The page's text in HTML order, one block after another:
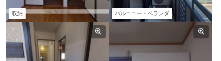
収納 バルコニー・ベランダ